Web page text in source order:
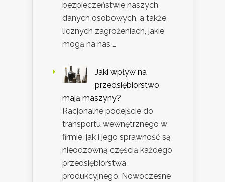
bezpieczeństwie naszych
danych osobowych, a także
licznych zagrożeniach, jakie
mogą na nas …
Jaki wpływ na
przedsiębiorstwo
mają maszyny?
Racjonalne podejście do
transportu wewnętrznego w
firmie, jak i jego sprawność są
nieodzowną częścią każdego
przedsiębiorstwa
produkcyjnego. Nowoczesne